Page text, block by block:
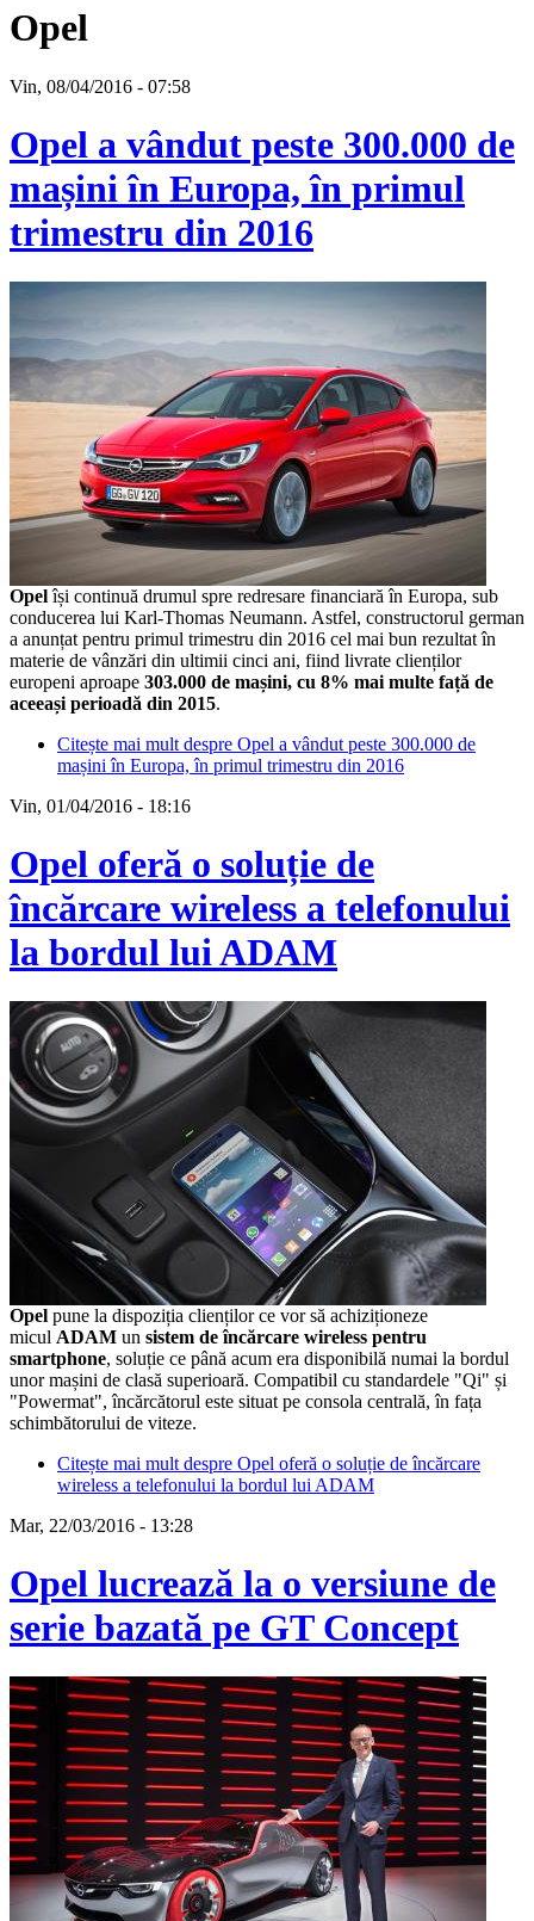
Opel
Vin, 08/04/2016 - 07:58
Opel a vândut peste 300.000 de
mașini în Europa, în primul
trimestru din 2016
Opelîși continuă drumul spre redresare financiară în Europa, sub
conducerea lui Karl-Thomas Neumann. Astfel, constructorul german
a anunțat pentru primul trimestru din 2016 cel mai bun rezultat în
materie de vânzări din ultimii cinci ani, fiind livrate clienților
europeni aproape 303.000 de mașini, cu 8% mai multe față de
aceeași perioadă din 2015.
Citește mai mult despre Opel a vândut peste 300.000 de
mașini în Europa, în primul trimestru din 2016
Vin, 01/04/2016 - 18:16
Opel oferă o soluție de
încărcare wireless a telefonului
la bordul lui ADAM
Opel pune la dispoziția clienților ce vor să achiziționeze
micul ADAM un sistem de încărcare wireless pentru
smartphone, soluție ce până acum era disponibilă numai la bordul
unor mașini de clasă superioară. Compatibil cu standardele "Qi" și
"Powermat", încărcătorul este situat pe consola centrală, în fața
schimbătorului de viteze.
Citește mai mult despre Opel oferă o soluție de încărcare
wireless a telefonului la bordul lui ADAM
Mar, 22/03/2016 - 13:28
Opel lucrează la o versiune de
serie bazată pe GT Concept